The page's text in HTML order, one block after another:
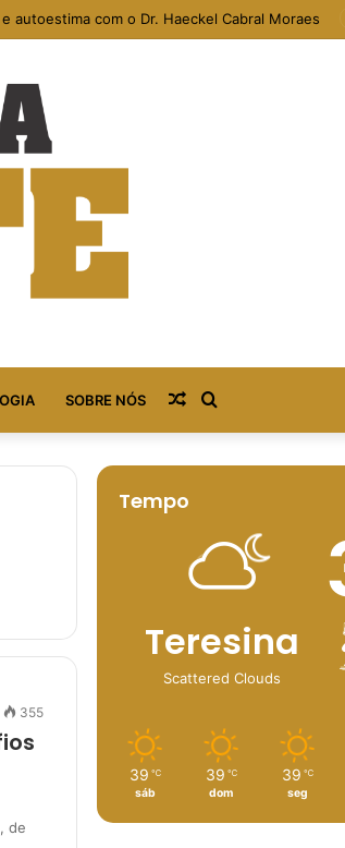
autoestima com o Dr. Haeckel Cabral Moraes
SOBRE NÓS
por
Artigo
aleatório
355
de
Tempo
Teresina
Scattered Clouds
39 ℃
sáb
39 ℃
dom
39 ℃
seg